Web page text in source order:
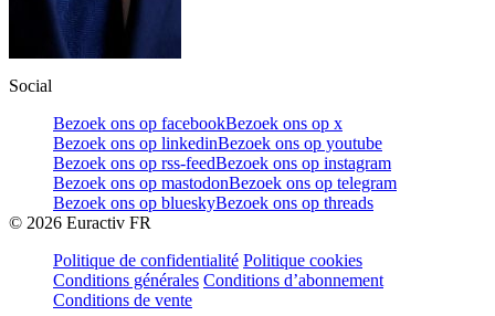
Social
Bezoek ons op facebookBezoek ons op x
Bezoek ons op linkedinBezoek ons op youtube
Bezoek ons op rss-feedBezoek ons op instagram
Bezoek ons op mastodonBezoek ons op telegram
Bezoek ons op blueskyBezoek ons op threads
© 2026 Euractiv FR
Politique de confidentialité Politique cookies
Conditions générales Conditions d’abonnement
Conditions de vente